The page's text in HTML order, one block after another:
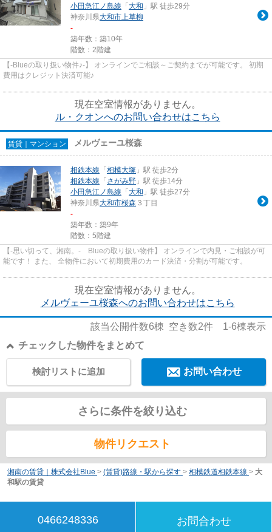
小田急江ノ島線 「 大和 」駅 徒歩29分
神奈川県大和市上草柳
-
築年数：築10年
階数：2階建
【-Blueの取り扱い物件♪-】 オンラインでご相談～ご契約までが可能です。 初期
費用はクレジット決済可能♪
現在空室情報がありません。
ル・クオンへのお問い合わせはこちら
賃貸｜マンション メルヴェーユ桜森
相鉄本線 「 相模大塚 」駅 徒歩2分
相鉄本線 「 さがみ野 」駅 徒歩14分
小田急江ノ島線 「 大和 」駅 徒歩27分
神奈川県大和市桜森 ３丁目
-
築年数：築9年
階数：5階建
【-思い切って、湘南。- Blueの取り扱い物件】 オンラインで内見・ご相談が可
能です！ また、 全物件において初期費用のカード決済・分割が可能です。
現在空室情報がありません。
メルヴェーユ桜森へのお問い合わせはこちら
該当公開件数6棟 空き数2件 1-6棟表示
チェックした物件をまとめて
お問い合わせ
検討リストに追加
さらに条件を絞り込む
物件リクエスト
湘南の賃貸｜株式会社Blue > (賃貸)路線・駅から探す > 相模鉄道相鉄本線 > 大
和駅の賃貸
0466248336 お問合わせ